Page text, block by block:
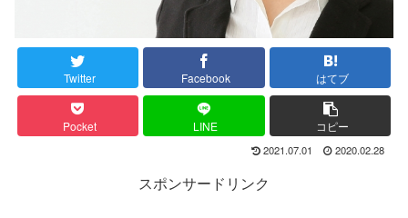
Twitter Facebook はてブ
Pocket LINE コピー
2021.07.01 2020.02.28
スポンサードリンク